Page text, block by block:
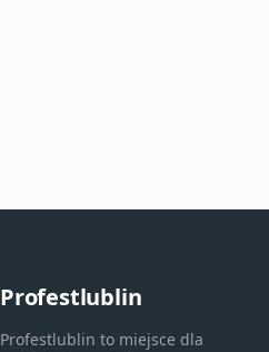
Profestlublin
Profestlublin to miejsce dla